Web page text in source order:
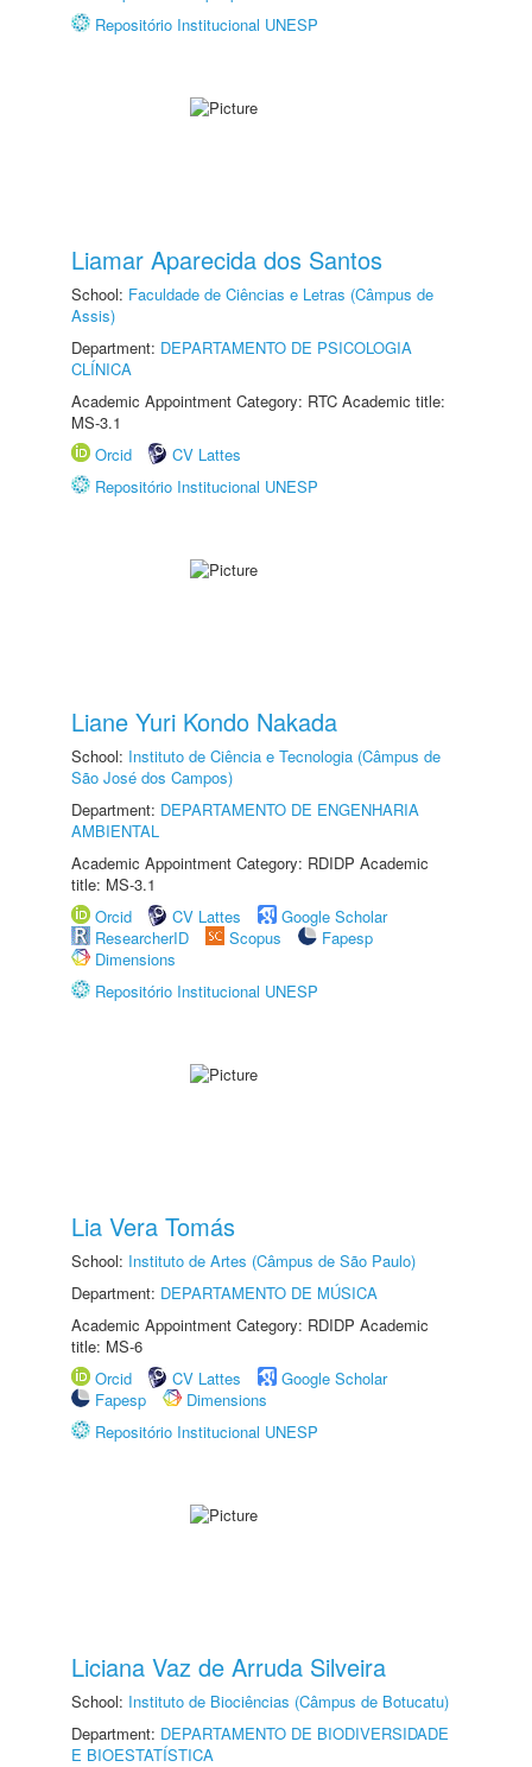
Repositório Institucional UNESP
Liamar Aparecida dos Santos
School: Faculdade de Ciências e Letras (Câmpus de
Assis)
Department: DEPARTAMENTO DE PSICOLOGIA
CLÍNICA
Academic Appointment Category: RTC Academic title:
MS-3.1
Orcid
CV Lattes
Repositório Institucional UNESP
Liane Yuri Kondo Nakada
School: Instituto de Ciência e Tecnologia (Câmpus de
São José dos Campos)
Department: DEPARTAMENTO DE ENGENHARIA
AMBIENTAL
Academic Appointment Category: RDIDP Academic
title: MS-3.1
Orcid
CV Lattes
Google Scholar
ResearcherID
Scopus
Fapesp
Dimensions
Repositório Institucional UNESP
Lia Vera Tomás
School: Instituto de Artes (Câmpus de São Paulo)
Department: DEPARTAMENTO DE MÚSICA
Academic Appointment Category: RDIDP Academic
title: MS-6
Orcid
CV Lattes
Google Scholar
Fapesp
Dimensions
Repositório Institucional UNESP
Liciana Vaz de Arruda Silveira
School: Instituto de Biociências (Câmpus de Botucatu)
Department: DEPARTAMENTO DE BIODIVERSIDADE
E BIOESTATÍSTICA